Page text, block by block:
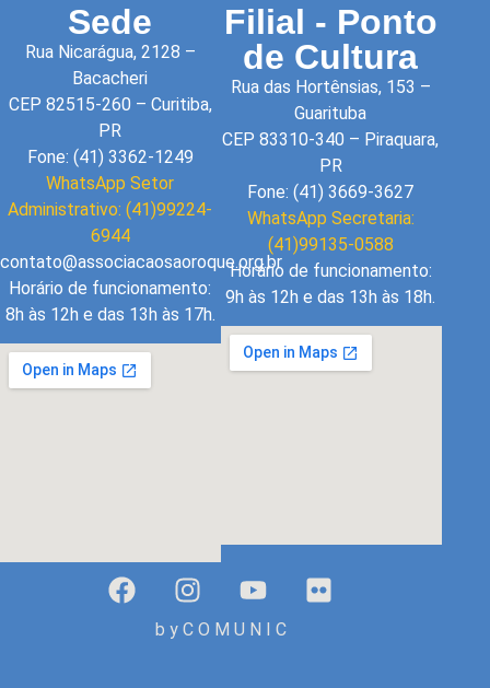
Sede
Rua Nicarágua, 2128 –
Bacacheri
CEP 82515-260 – Curitiba,
PR
Fone: (41) 3362-1249
WhatsApp Setor
Administrativo: (41)99224-
6944
contato@associacaosaoroque.org.br
Horário de funcionamento:
8h às 12h e das 13h às 17h.
Filial - Ponto
de Cultura
Rua das Hortênsias, 153 –
Guarituba
CEP 83310-340 – Piraquara,
PR
Fone: (41) 3669-3627
WhatsApp Secretaria:
(41)99135-0588
Horário de funcionamento:
9h às 12h e das 13h às 18h.
b y C O M U N I C